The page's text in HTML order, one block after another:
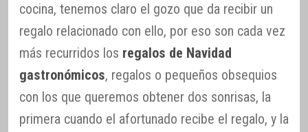
cocina, tenemos claro el gozo que da recibir un
regalo relacionado con ello, por eso son cada vez
más recurridos los regalos de Navidad
gastronómicos, regalos o pequeños obsequios
con los que queremos obtener dos sonrisas, la
primera cuando el afortunado recibe el regalo, y la